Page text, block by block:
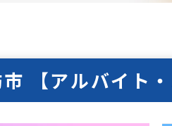
【アルバイト・